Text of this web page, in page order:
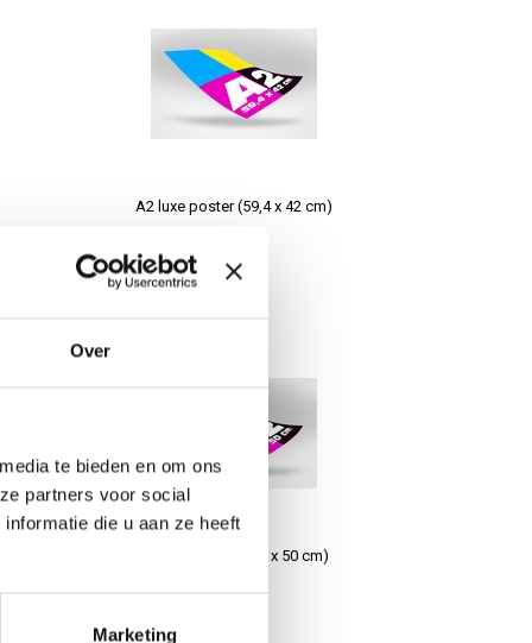
Over
te bieden en om ons
partners voor social
die u aan ze heeft
Marketing
verschillende
levering. We
in
ons allemaal
door ons wilt laten
het
u wilt bestellen.
aanvullende
A2 luxe poster (59,4 x 42 cm)
€6,95
B2 Luxe poster (70 x 50 cm)